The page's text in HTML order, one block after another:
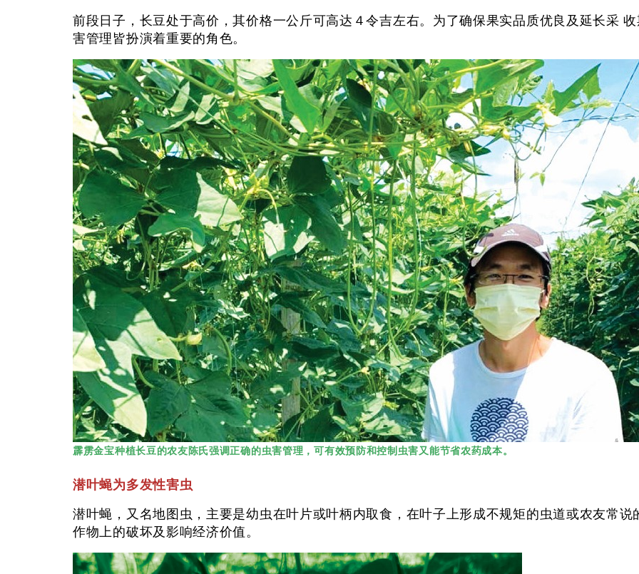
前段日子，长豆处于高价，其价格一公斤可高达４令吉左右。为了确保果实品质优良及延长采
害管理皆扮演着重要的角色。
霹雳金宝种植长豆的农友陈氏强调正确的虫害管理，可有效预防和控制虫害又能节省农药成本。
潜叶蝇为多发性害虫
潜叶蝇，又名地图虫，主要是幼虫在叶片或叶柄内取食，在叶子上形成不规矩的虫道或农友常说
作物上的破坏及影响经济价值。